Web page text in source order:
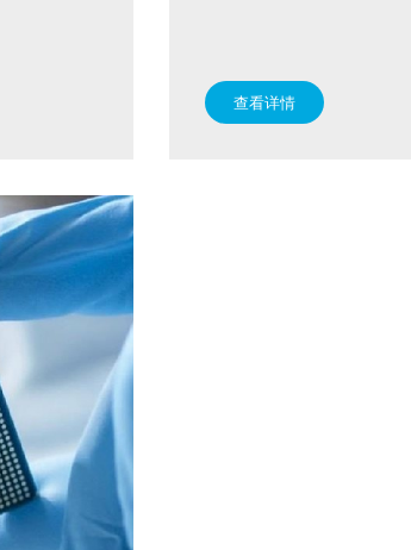
多工位球磨机 实验室精细
能分装机 SIE-401
查看详情